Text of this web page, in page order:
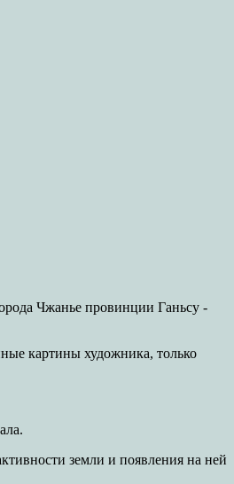
Чжанье провинции Ганьсу -
картины художника, только
земли и появления на ней